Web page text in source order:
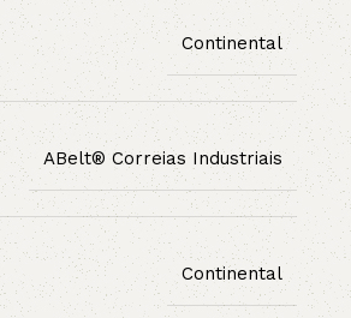
Continental
ABelt® Correias Industriais
Continental